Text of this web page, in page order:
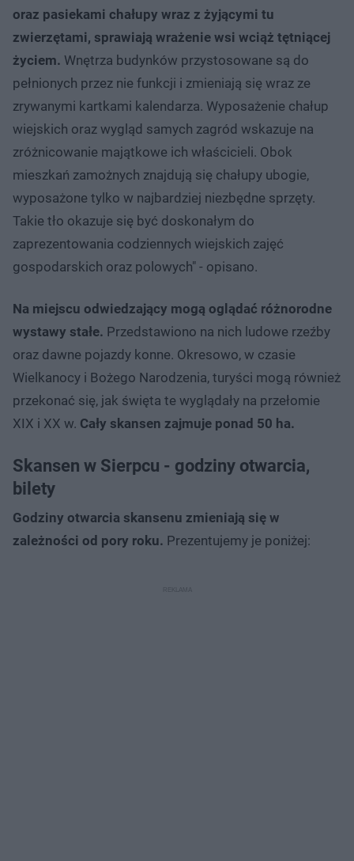
oraz pasiekami chałupy wraz z żyjącymi tu
zwierzętami, sprawiają wrażenie wsi wciąż tętniącej
życiem. Wnętrza budynków przystosowane są do
pełnionych przez nie funkcji i zmieniają się wraz ze
zrywanymi kartkami kalendarza. Wyposażenie chałup
wiejskich oraz wygląd samych zagród wskazuje na
zróżnicowanie majątkowe ich właścicieli. Obok
mieszkań zamożnych znajdują się chałupy ubogie,
wyposażone tylko w najbardziej niezbędne sprzęty.
Takie tło okazuje się być doskonałym do
zaprezentowania codziennych wiejskich zajęć
gospodarskich oraz polowych" - opisano.
Na miejscu odwiedzający mogą oglądać różnorodne
wystawy stałe. Przedstawiono na nich ludowe rzeźby
oraz dawne pojazdy konne. Okresowo, w czasie
Wielkanocy i Bożego Narodzenia, turyści mogą również
przekonać się, jak święta te wyglądały na przełomie
XIX i XX w. Cały skansen zajmuje ponad 50 ha.
Skansen w Sierpcu - godziny otwarcia,
bilety
Godziny otwarcia skansenu zmieniają się w
zależności od pory roku. Prezentujemy je poniżej: